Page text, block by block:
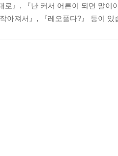
』, 『난 커서 어른이 되면 말이
아져서』, 『레오폴다?』 등이 있